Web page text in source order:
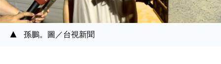
孫鵬。圖／台視新聞